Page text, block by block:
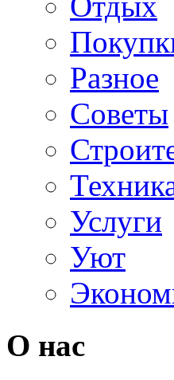
Разное
Советы
Услуги
Уют
О нас